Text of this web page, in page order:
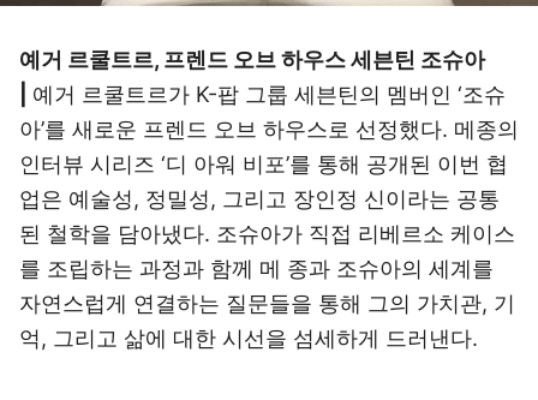
예거 르쿨트르, 프렌드 오브 하우스 세븐틴 조슈아
예거 르쿨트르가 K-팝 그룹 세븐틴의 멤버인 ‘조슈
아’를 새로운 프렌드 오브 하우스로 선정했다. 메종의
인터뷰 시리즈 ‘디 아워 비포’를 통해 공개된 이번 협
업은 예술성, 정밀성, 그리고 장인정 신이라는 공통
된 철학을 담아냈다. 조슈아가 직접 리베르소 케이스
를 조립하는 과정과 함께 메 종과 조슈아의 세계를
자연스럽게 연결하는 질문들을 통해 그의 가치관, 기
억, 그리고 삶에 대한 시선을 섬세하게 드러낸다.